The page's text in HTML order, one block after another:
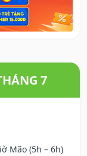
7
Mão (5h – 6h)